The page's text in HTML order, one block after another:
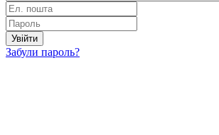
Увійти
Забули пароль?